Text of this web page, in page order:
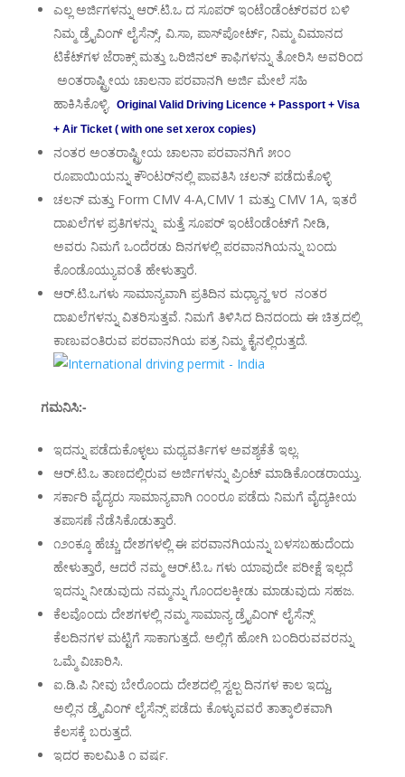
ಎಲ್ಲ ಅರ್ಜಿಗಳನ್ನು ಆರ್.ಟಿ.ಒ ದ ಸೂಪರ್ ಇಂಟೆಂಡೆಂಟ್‌ರವರ ಬಳಿ
ನಿಮ್ಮ ಡ್ರೈವಿಂಗ್ ಲೈಸೆನ್ಸ್, ವಿ.ಸಾ, ಪಾಸ್‌ಪೋರ್ಟ್, ನಿಮ್ಮ ವಿಮಾನದ
ಟಿಕೆಟ್‌ಗಳ ಜೆರಾಕ್ಸ್ ಮತ್ತು ಒರಿಜಿನಲ್ ಕಾಫಿಗಳನ್ನು ತೋರಿಸಿ ಅವರಿಂದ
ಅಂತರಾಷ್ಟ್ರೀಯ ಚಾಲನಾ ಪರವಾನಗಿ ಅರ್ಜಿ ಮೇಲೆ ಸಹಿ
ಹಾಕಿಸಿಕೊಳ್ಳಿ. Original Valid Driving Licence + Passport + Visa
+ Air Ticket ( with one set xerox copies)
ನಂತರ ಅಂತರಾಷ್ಟ್ರೀಯ ಚಾಲನಾ ಪರವಾನಗಿಗೆ ೫೦೦
ರೂಪಾಯಿಯನ್ನು ಕೌಂಟರ್‌ನಲ್ಲಿ ಪಾವತಿಸಿ ಚಲನ್ ಪಡೆದುಕೊಳ್ಳಿ
ಚಲನ್ ಮತ್ತು Form CMV 4-A,CMV 1 ಮತ್ತು CMV 1A, ಇತರೆ
ದಾಖಲೆಗಳ ಪ್ರತಿಗಳನ್ನು ಮತ್ತೆ ಸೂಪರ್ ಇಂಟೆಂಡೆಂಟ್‌ಗೆ ನೀಡಿ,
ಅವರು ನಿಮಗೆ ಒಂದೆರಡು ದಿನಗಳಲ್ಲಿ ಪರವಾನಗಿಯನ್ನು ಬಂದು
ಕೊಂಡೊಯ್ಯುವಂತೆ ಹೇಳುತ್ತಾರೆ.
ಆರ್.ಟಿ.ಒ‌ಗಳು ಸಾಮಾನ್ಯವಾಗಿ ಪ್ರತಿದಿನ ಮಧ್ಯಾನ್ಹ ೪ರ ನಂತರ
ದಾಖಲೆಗಳನ್ನು ವಿತರಿಸುತ್ತವೆ. ನಿಮಗೆ ತಿಳಿಸಿದ ದಿನದಂದು ಈ ಚಿತ್ರದಲ್ಲಿ
ಕಾಣುವಂತಿರುವ ಪರವಾನಗಿಯ ಪತ್ರ ನಿಮ್ಮ ಕೈನಲ್ಲಿರುತ್ತದೆ.
ಗಮನಿಸಿ:-
ಇದನ್ನು ಪಡೆದುಕೊಳ್ಳಲು ಮಧ್ಯವರ್ತಿಗಳ ಅವಶ್ಯಕೆತೆ ಇಲ್ಲ.
ಆರ್.ಟಿ.ಒ ತಾಣದಲ್ಲಿರುವ ಅರ್ಜಿಗಳನ್ನು ಪ್ರಿಂಟ್ ಮಾಡಿಕೊಂಡರಾಯ್ತು.
ಸರ್ಕಾರಿ ವೈದ್ಯರು ಸಾಮಾನ್ಯವಾಗಿ ೧೦೦ರೂ ಪಡೆದು ನಿಮಗೆ ವೈದ್ಯಕೀಯ
ತಪಾಸಣೆ ನೆಡೆಸಿಕೊಡುತ್ತಾರೆ.
೧೨೦ಕ್ಕೂ ಹೆಚ್ಚು ದೇಶಗಳಲ್ಲಿ ಈ ಪರವಾನಗಿಯನ್ನು ಬಳಸಬಹುದೆಂದು
ಹೇಳುತ್ತಾರೆ, ಆದರೆ ನಮ್ಮ ಆರ್.ಟಿ.ಒ ಗಳು ಯಾವುದೇ ಪರೀಕ್ಷೆ ಇಲ್ಲದೆ
ಇದನ್ನು ನೀಡುವುದು ನಮ್ಮನ್ನು ಗೊಂದಲಕ್ಕೀಡು ಮಾಡುವುದು ಸಹಜ.
ಕೆಲವೊಂದು ದೇಶಗಳಲ್ಲಿ ನಮ್ಮ ಸಾಮಾನ್ಯ ಡ್ರೈವಿಂಗ್ ಲೈಸೆನ್ಸ್
ಕೆಲದಿನಗಳ ಮಟ್ಟಿಗೆ ಸಾಕಾಗುತ್ತದೆ. ಅಲ್ಲಿಗೆ ಹೋಗಿ ಬಂದಿರುವವರನ್ನು
ಒಮ್ಮೆ ವಿಚಾರಿಸಿ.
ಐ.ಡಿ.ಪಿ ನೀವು ಬೇರೊಂದು ದೇಶದಲ್ಲಿ ಸ್ವಲ್ಪ ದಿನಗಳ ಕಾಲ ಇದ್ದು,
ಅಲ್ಲಿನ ಡ್ರೈವಿಂಗ್ ಲೈಸೆನ್ಸ್ ಪಡೆದು ಕೊಳ್ಳುವವರೆ ತಾತ್ಕಾಲಿಕವಾಗಿ
ಕೆಲಸಕ್ಕೆ ಬರುತ್ತದೆ.
ಇದರ ಕಾಲಮಿತಿ ೧ ವರ್ಷ.